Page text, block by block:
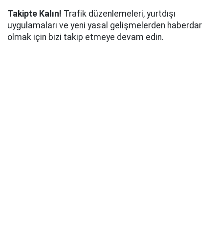
Takipte Kalın! Trafik düzenlemeleri, yurtdışı
uygulamaları ve yeni yasal gelişmelerden haberdar
olmak için bizi takip etmeye devam edin.